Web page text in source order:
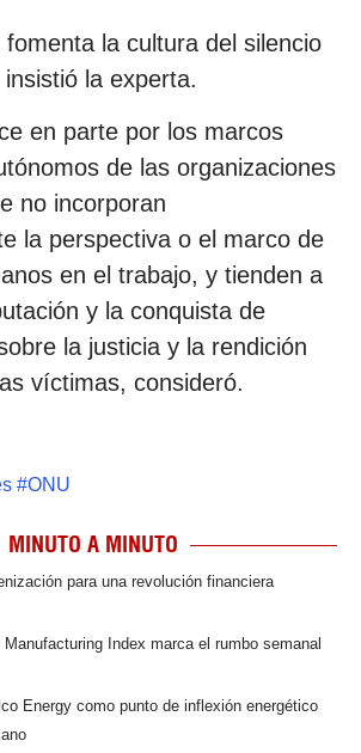
fomenta la cultura del silencio
la experta.
en parte por los marcos
de las organizaciones
no incorporan
la perspectiva o el marco de
en el trabajo, y tienden a
y la conquista de
la justicia y la rendición
víctimas, consideró.
#ONU
MINUTO A MINUTO
para una revolución financiera
Manufacturing Index marca el rumbo semanal
Energy como punto de inflexión energético